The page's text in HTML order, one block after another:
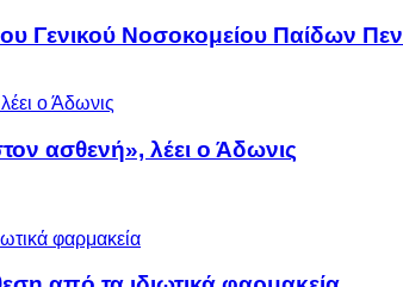
Γενικού Νοσοκομείου Παίδων
ασθενή», λέει ο Άδωνις